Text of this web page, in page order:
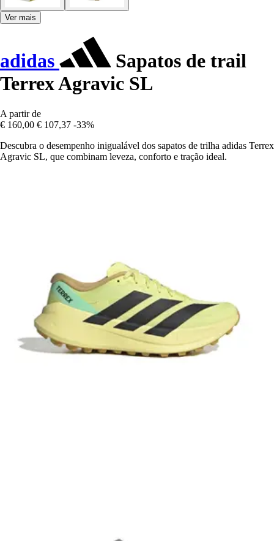
Ver mais
adidas
Sapatos de trail
Terrex Agravic SL
A partir de
€ 160,00 € 107,37 -33%
Descubra o desempenho inigualável dos sapatos de trilha adidas Terrex
Agravic SL, que combinam leveza, conforto e tração ideal.